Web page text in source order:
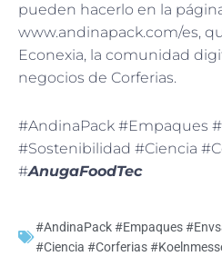
pueden hacerlo en la
www.andinapack.com/es,
Econexia, la comunidad
negocios de Corferias.
#AndinaPack #Empaques
#Sostenibilidad #Ciencia
#AnugaFoodTec
#AndinaPack #Empaques
#Ciencia #Corferias